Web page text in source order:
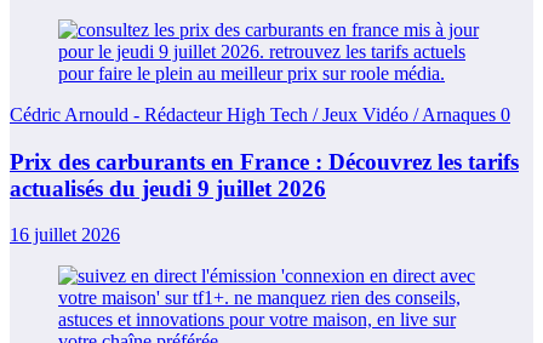
Cédric Arnould - Rédacteur High Tech / Jeux Vidéo / Arnaques 0
Prix des carburants en France : Découvrez les tarifs
actualisés du jeudi 9 juillet 2026
16 juillet 2026